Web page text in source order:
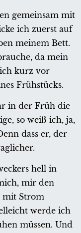
gemeinsam mit
ich zuerst auf
meinem Bett.
da mein
kurz vor
Frühstücks.
in der Früh die
so weiß ich, ja,
dass er, der
hell in
mir den
mit Strom
werde ich
müssen. Und